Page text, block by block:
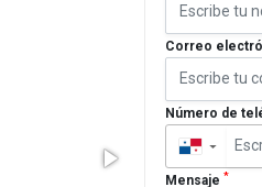
Correo
Número de
▼
Mensaje *